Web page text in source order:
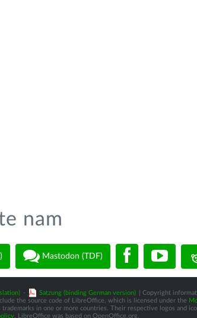
nam
Mastodon (TDF)
- Satzung (binding German version)
| Copyright
the source code of LibreOffice, which is licensed under the
in one or more countries. Their respective logos and
. LibreOffice was based on OpenOffice.org.